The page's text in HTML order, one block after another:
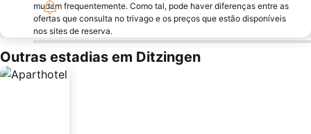
mudam frequentemente. Como tal, pode haver diferenças entre as
ofertas que consulta no trivago e os preços que estão disponíveis
nos sites de reserva.
Outras estadias em Ditzingen